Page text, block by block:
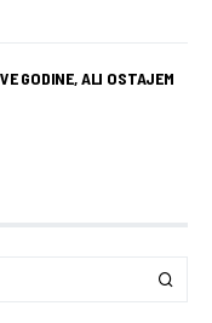
GODINE, ALI OSTAJEM